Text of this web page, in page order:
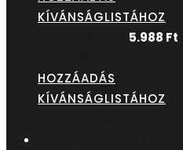
KÍVÁNSÁGLISTÁHOZ
5.988 Ft
HOZZÁADÁS
KÍVÁNSÁGLISTÁHOZ